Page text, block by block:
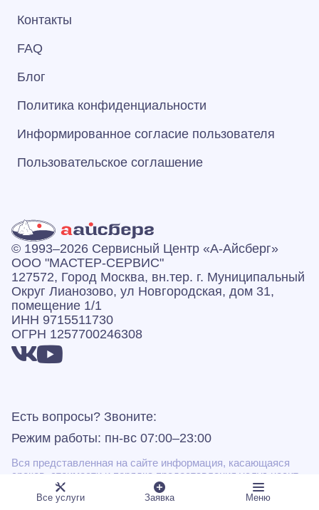
Контакты
FAQ
Блог
Политика конфиденциальности
Информированное согласие пользователя
Пользовательское соглашение
© 1993–2026 Сервисный Центр «А‑Айсберг»
ООО "МАСТЕР-СЕРВИС"
127572, Город Москва, вн.тер. г. Муниципальный
Округ Лианозово, ул Новгородская, дом 31,
помещение 1/1
ИНН 9715511730
ОГРН 1257700246308
Есть вопросы? Звоните:
Режим работы: пн-вс 07:00–23:00
Вся представленная на сайте информация, касающаяся
сроков, стоимости и порядка предоставления услуг, носит
информационный характер и ни при каких условиях не
является публичной офертой, определяемой положениями
Все услуги Заявка Меню